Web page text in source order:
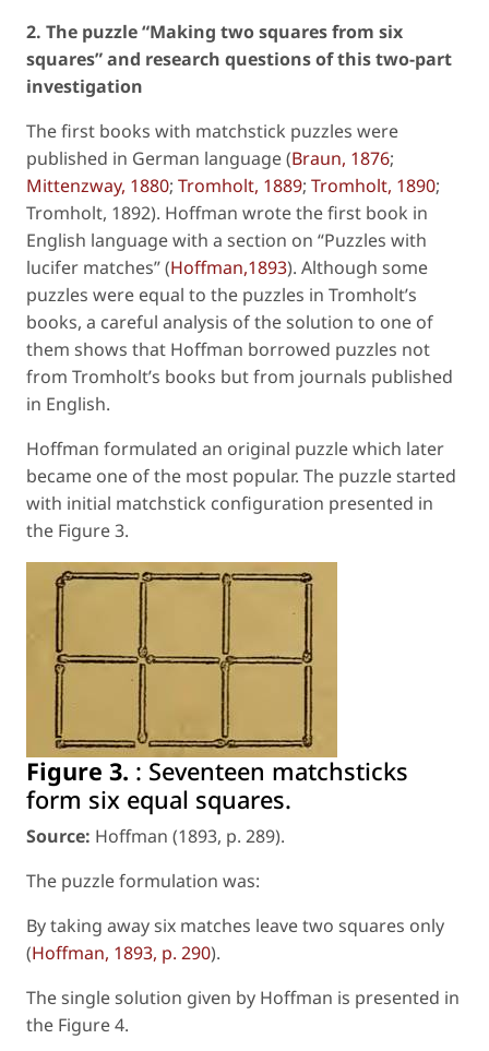
2. The puzzle “Making two squares from six
squares” and research questions of this two-part
investigation
The first books with matchstick puzzles were
published in German language (Braun, 1876;
Mittenzway, 1880; Tromholt, 1889; Tromholt, 1890;
Tromholt, 1892). Hoffman wrote the first book in
English language with a section on “Puzzles with
lucifer matches” (Hoffman,1893). Although some
puzzles were equal to the puzzles in Tromholt’s
books, a careful analysis of the solution to one of
them shows that Hoffman borrowed puzzles not
from Tromholt’s books but from journals published
in English.
Hoffman formulated an original puzzle which later
became one of the most popular. The puzzle started
with initial matchstick configuration presented in
the Figure 3.
Figure 3. : Seventeen matchsticks
form six equal squares.
Source: Hoffman (1893, p. 289).
The puzzle formulation was:
By taking away six matches leave two squares only
(Hoffman, 1893, p. 290).
The single solution given by Hoffman is presented in
the Figure 4.